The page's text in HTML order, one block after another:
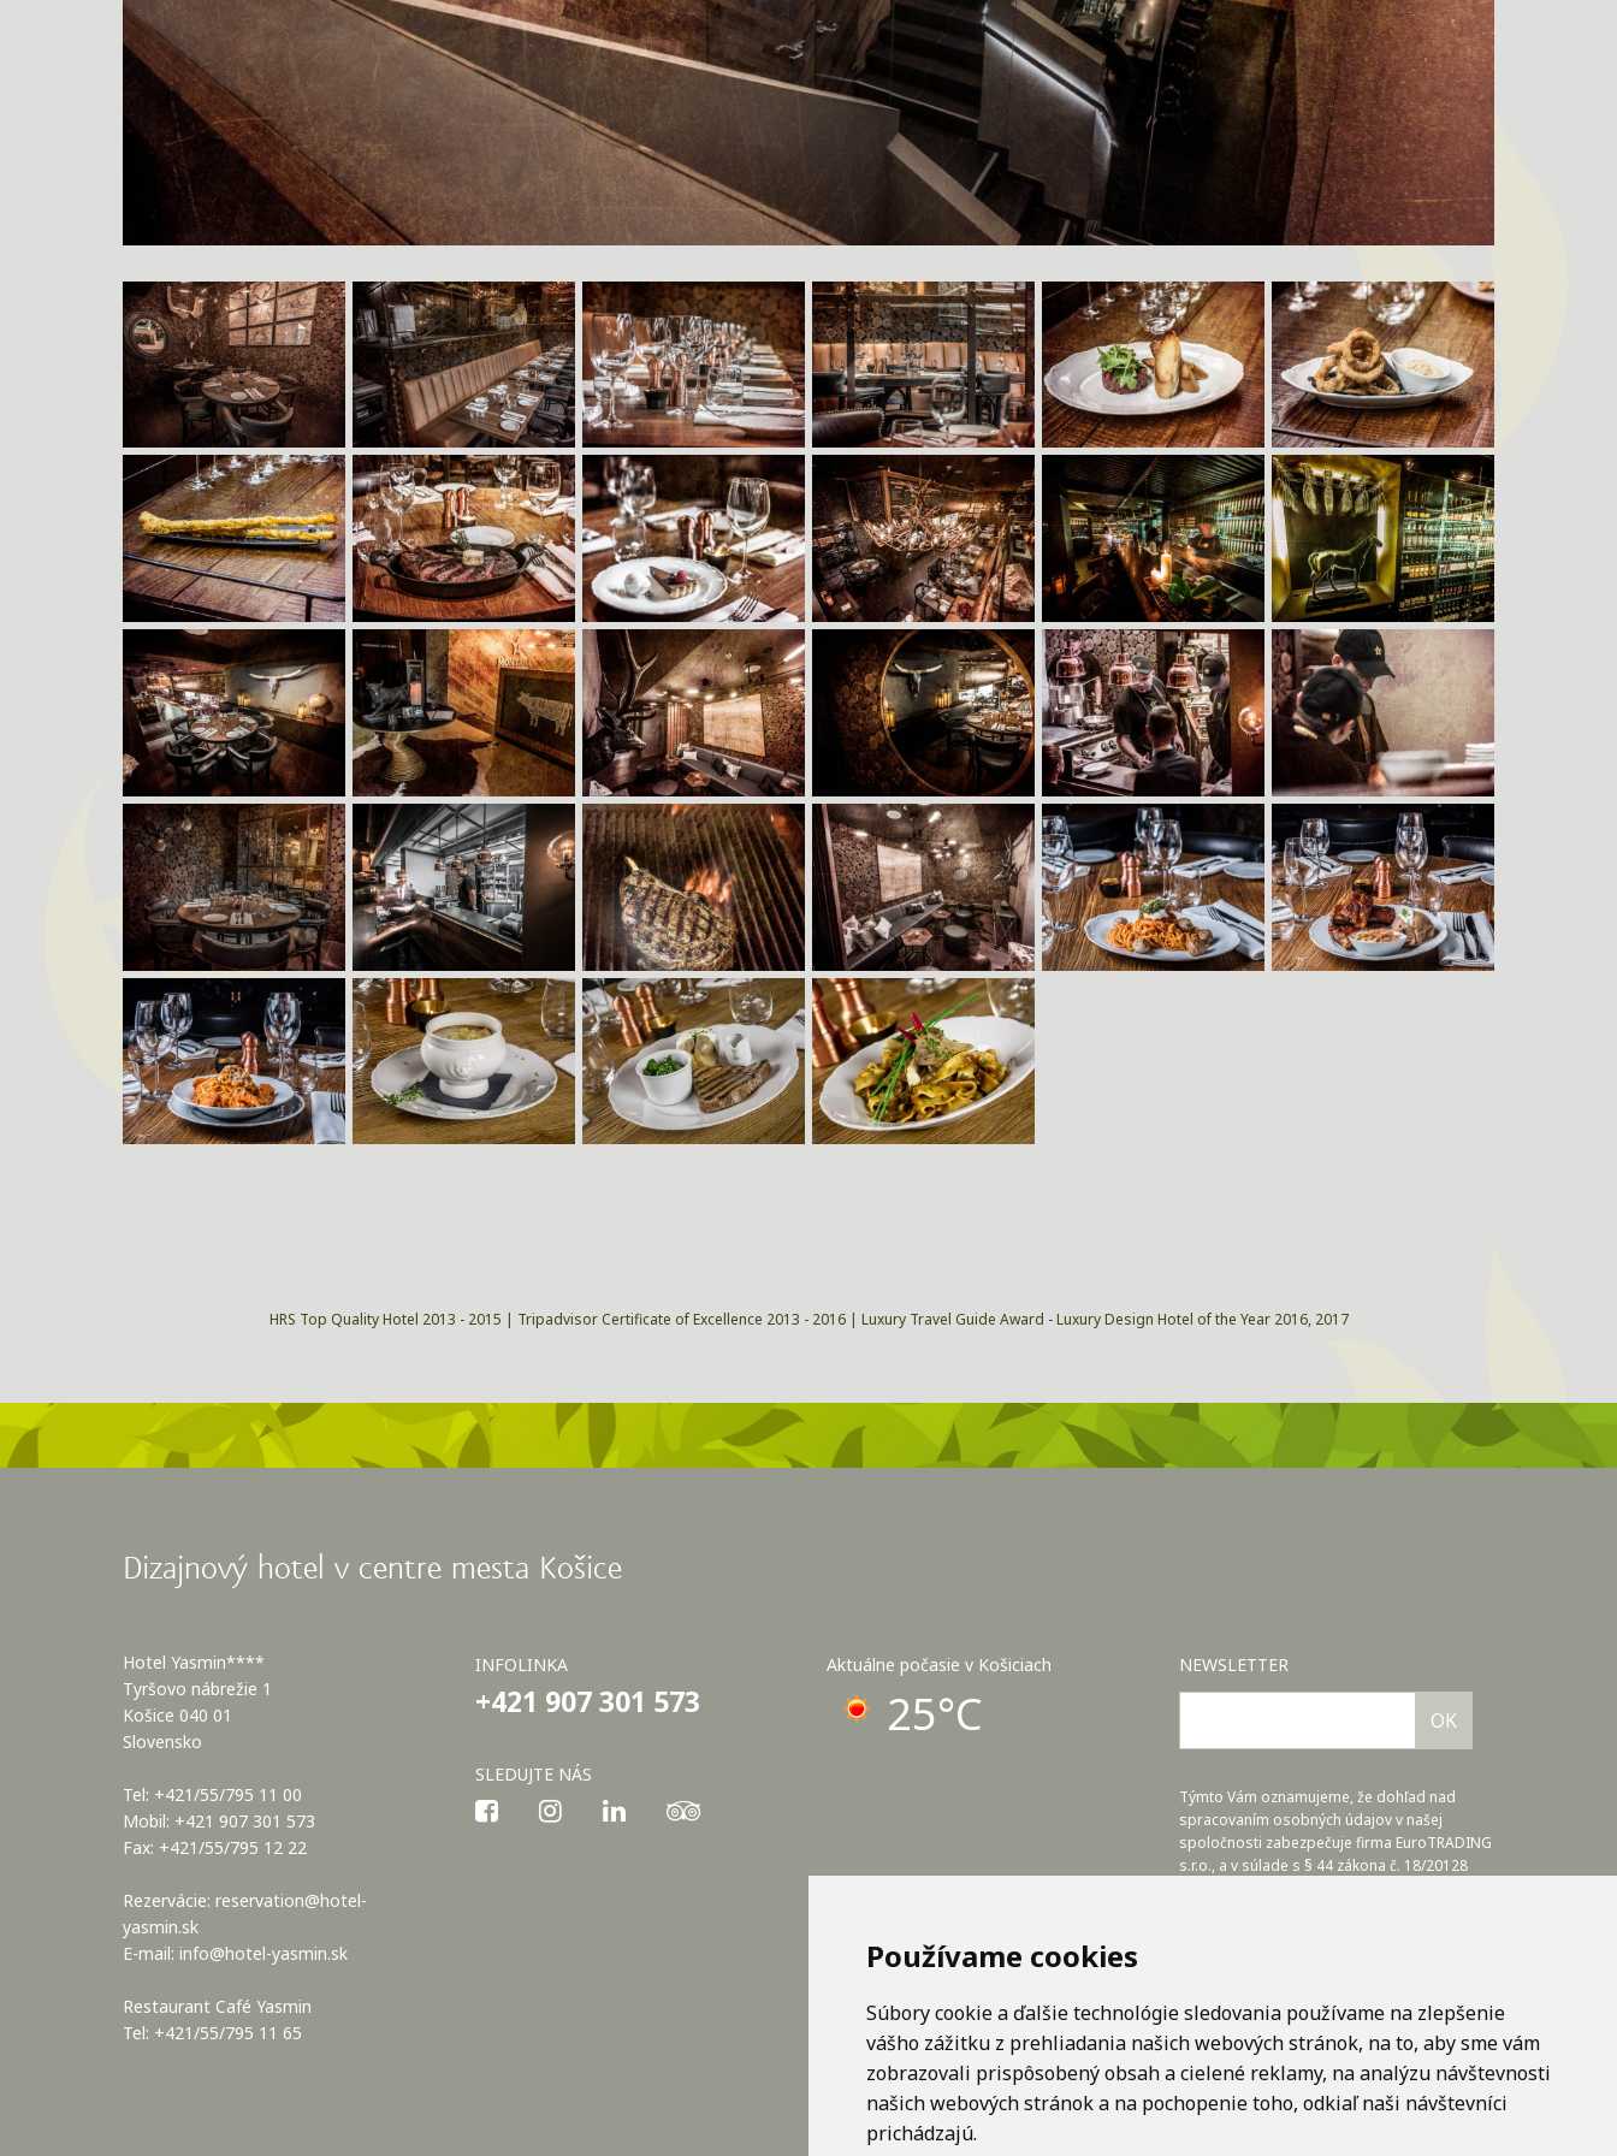
Používame cookies
Súbory cookie a ďalšie technológie sledovania používame na zlepšenie
vášho zážitku z prehliadania našich webových stránok, na to, aby sme vám
zobrazovali prispôsobený obsah a cielené reklamy, na analýzu návštevnosti
našich webových stránok a na pochopenie toho, odkiaľ naši návštevníci
prichádzajú.
HRS Top Quality Hotel 2013 - 2015 | Tripadvisor Certificate of Excellence 2013 - 2016 | Luxury Travel Guide Award - Luxury Design Hotel of the Year 2016, 2017
Dizajnový hotel v centre mesta Košice
Hotel Yasmin****
Tyršovo nábrežie 1
Košice 040 01
Slovensko
Tel: +421/55/795 11 00
Mobil: +421 907 301 573
Fax: +421/55/795 12 22
Rezervácie: reservation@hotel-
yasmin.sk
E-mail: info@hotel-yasmin.sk
Restaurant Café Yasmin
Tel: +421/55/795 11 65
INFOLINKA
+421 907 301 573
SLEDUJTE NÁS
Aktuálne počasie v Košiciach
25°C
NEWSLETTER
OK
Týmto Vám oznamujeme, že dohľad nad
spracovaním osobných údajov v našej
spoločnosti zabezpečuje firma EuroTRADING
s.r.o., a v súlade s § 44 zákona č. 18/20128
www.eurotrading.sk/zo
Zásady ochrany osobných údajov.
Všeobecné obchodné podmienky.
Upraviť nastavenia COOKIES